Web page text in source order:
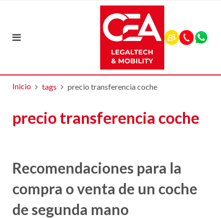
Inicio tags precio transferencia coche
precio transferencia coche
Recomendaciones para la
compra o venta de un coche
de segunda mano